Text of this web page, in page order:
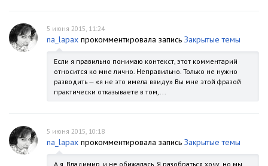
5 июня 2015, 11:24
na_lapax прокомментировала запись Закрытые темы
Если я правильно понимаю контекст, этот комментарий
относится ко мне лично. Неправильно. Только не нужно
разводить — «я не это имела ввиду» Вы мне этой фразой
практически отказываете в том,...
5 июня 2015, 10:18
na_lapax прокомментировала запись Закрытые темы
А я, Владимир, и не обижалась. Я разобраться хочу, но мы